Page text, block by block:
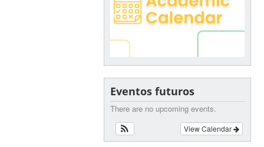
Eventos futuros
There are no upcoming events.
View Calendar